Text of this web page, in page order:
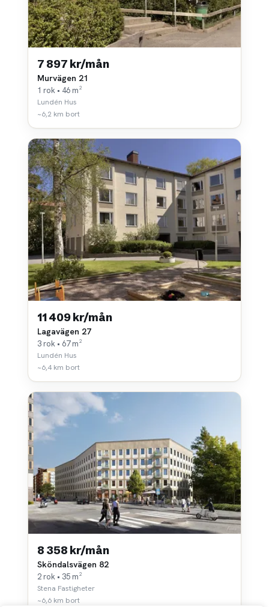
7 897 kr/mån
Murvägen 21
1 rok • 46 m²
Lundén Hus
~6,2 km bort
11 409 kr/mån
Lagavägen 27
3 rok • 67 m²
Lundén Hus
~6,4 km bort
8 358 kr/mån
Sköndalsvägen 82
2 rok • 35 m²
Stena Fastigheter
~6,6 km bort